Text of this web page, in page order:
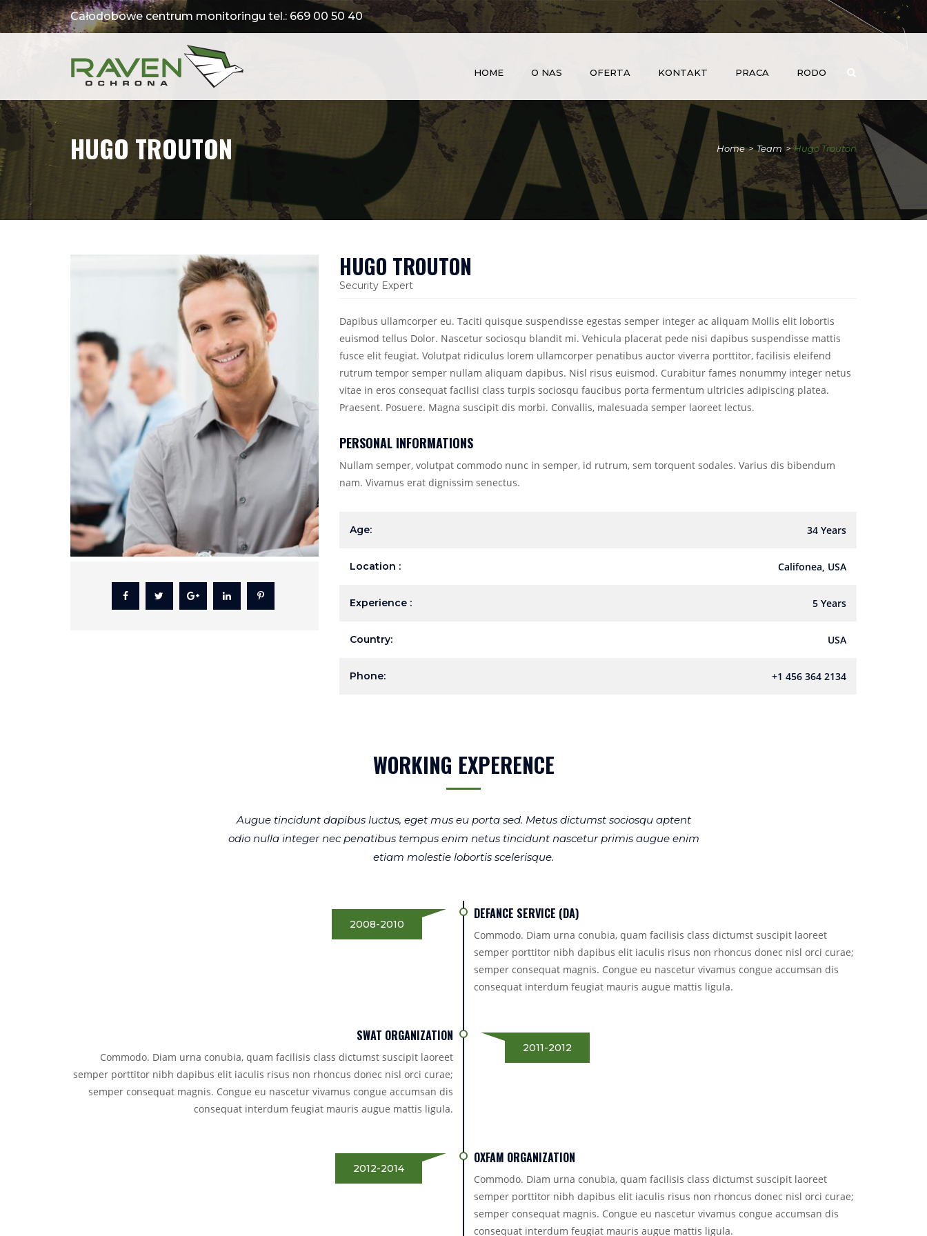
Całodobowe centrum monitoringu tel.: 669 00 50 40
HOME O NAS OFERTA KONTAKT PRACA RODO
HUGO TROUTON Home > Team > Hugo Trouton
HUGO TROUTON
Security Expert
Dapibus ullamcorper eu. Taciti quisque suspendisse egestas semper integer ac aliquam Mollis elit lobortis
euismod tellus Dolor. Nascetur sociosqu blandit mi. Vehicula placerat pede nisi dapibus suspendisse mattis
fusce elit feugiat. Volutpat ridiculus lorem ullamcorper penatibus auctor viverra porttitor, facilisis eleifend
rutrum tempor semper nullam aliquam dapibus. Nisl risus euismod. Curabitur fames nonummy integer netus
vitae in eros consequat facilisi class turpis sociosqu faucibus porta fermentum ultricies adipiscing platea.
Praesent. Posuere. Magna suscipit dis morbi. Convallis, malesuada semper laoreet lectus.
PERSONAL INFORMATIONS
Nullam semper, volutpat commodo nunc in semper, id rutrum, sem torquent sodales. Varius dis bibendum
nam. Vivamus erat dignissim senectus.
Age: 34 Years
Location : Califonea, USA
Experience : 5 Years
Country: USA
Phone: +1 456 364 2134
WORKING EXPERENCE
Augue tincidunt dapibus luctus, eget mus eu porta sed. Metus dictumst sociosqu aptent
odio nulla integer nec penatibus tempus enim netus tincidunt nascetur primis augue enim
etiam molestie lobortis scelerisque.
2008-2010
DEFANCE SERVICE (DA)
Commodo. Diam urna conubia, quam facilisis class dictumst suscipit laoreet
semper porttitor nibh dapibus elit iaculis risus non rhoncus donec nisl orci curae;
semper consequat magnis. Congue eu nascetur vivamus congue accumsan dis
consequat interdum feugiat mauris augue mattis ligula.
SWAT ORGANIZATION
Commodo. Diam urna conubia, quam facilisis class dictumst suscipit laoreet
semper porttitor nibh dapibus elit iaculis risus non rhoncus donec nisl orci curae;
semper consequat magnis. Congue eu nascetur vivamus congue accumsan dis
consequat interdum feugiat mauris augue mattis ligula.
2011-2012
2012-2014
OXFAM ORGANIZATION
Commodo. Diam urna conubia, quam facilisis class dictumst suscipit laoreet
semper porttitor nibh dapibus elit iaculis risus non rhoncus donec nisl orci curae;
semper consequat magnis. Congue eu nascetur vivamus congue accumsan dis
consequat interdum feugiat mauris augue mattis ligula.